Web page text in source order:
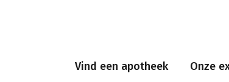
Vind een apotheek Onze